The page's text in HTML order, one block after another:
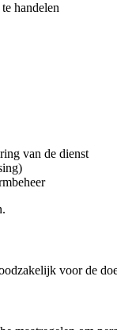
handelen
van de dienst
voor de